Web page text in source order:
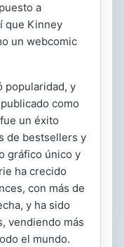
a
que Kinney
un webcomic
popularidad, y
como
un éxito
de bestsellers y
gráfico único y
ha crecido
con más de
y ha sido
vendiendo más
el mundo.